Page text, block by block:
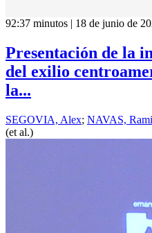
92:37 minutos | 18 de junio de
Presentación de la
del exilio
la...
SEGOVIA, Alex; NAVAS,
(et al.)